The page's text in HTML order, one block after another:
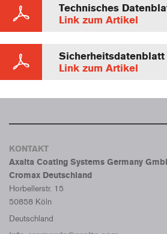
Technisches
Link zum Artikel
Sicherheitsdatenblatt
Link zum Artikel
KONTAKT
Axalta Coating Systems Germany
Cromax Deutschland
Horbellerstr. 15
50858 Köln
Deutschland